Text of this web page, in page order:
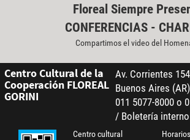
Floreal Siempre
CONFERENCIAS -
Compartimos el video del
Centro Cultural de la
Cooperación FLOREAL
GORINI
Av. Corrientes
Buenos Aires
011 5077-8000 o
/ Boletería
Centro cultural
Horarios